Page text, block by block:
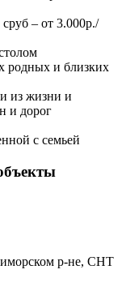
– от 3.000р./
родных и близких
из жизни и
и дорог
с семьей
р-не, СНТ